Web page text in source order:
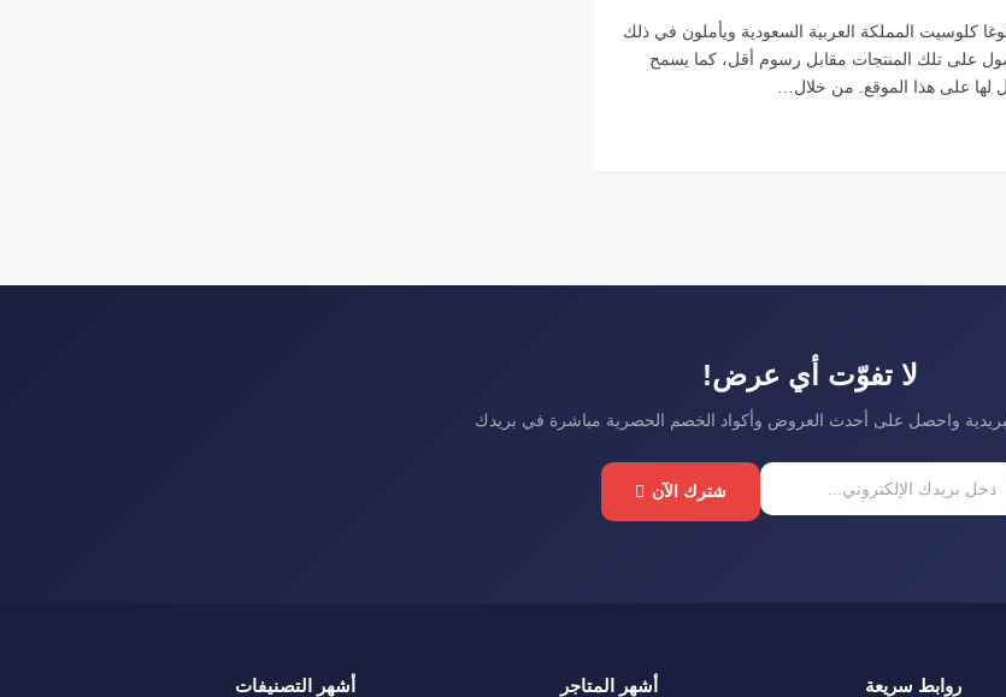
كلوسيت المملكة العربية السعودية ويأملون في ذلك
على تلك المنتجات مقابل رسوم أقل، كما يسمح
لها على هذا الموقع. من خلال…
لا تفوّت أي عرض!
واحصل على أحدث العروض وأكواد الخصم الحصرية مباشرة في بريدك
شترك الآن
روابط سريعة أشهر المتاجر أشهر التصنيفات